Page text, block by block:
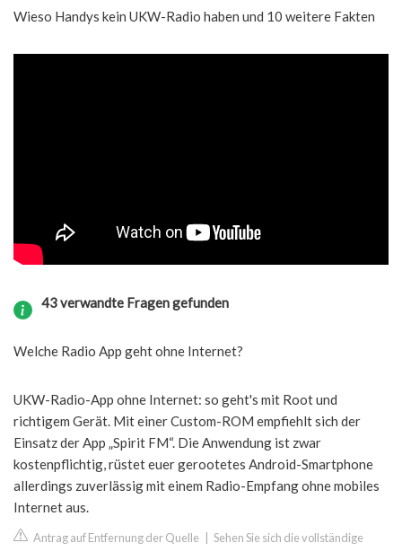
Wieso Handys kein UKW-Radio haben und 10 weitere Fakten
43 verwandte Fragen gefunden
Welche Radio App geht ohne Internet?
UKW-Radio-App ohne Internet: so geht's mit Root und
richtigem Gerät. Mit einer Custom-ROM empfiehlt sich der
Einsatz der App „Spirit FM“. Die Anwendung ist zwar
kostenpflichtig, rüstet euer gerootetes Android-Smartphone
allerdings zuverlässig mit einem Radio-Empfang ohne mobiles
Internet aus.
Antrag auf Entfernung der Quelle Sehen Sie sich die vollständige